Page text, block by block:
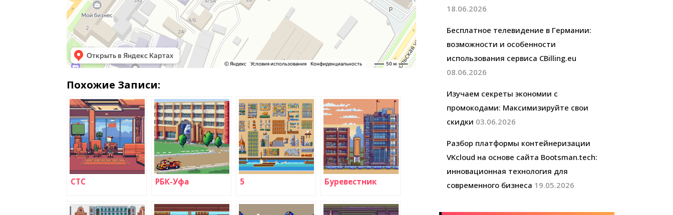
Похожие Записи:
СТС РБК-Уфа 5 Буревестник
18.06.2026
Бесплатное телевидение в Германии:
возможности и особенности
использования сервиса CBilling.eu
08.06.2026
Изучаем секреты экономии с
промокодами: Максимизируйте свои
скидки 03.06.2026
Разбор платформы контейнеризации
VKcloud на основе сайта Bootsman.tech:
инновационная технология для
современного бизнеса 19.05.2026